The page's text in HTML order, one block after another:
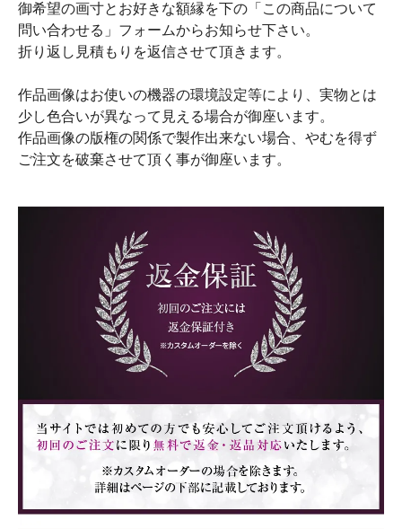
御希望の画寸とお好きな額縁を下の「この商品について
問い合わせる」フォームからお知らせ下さい。
折り返し見積もりを返信させて頂きます。
作品画像はお使いの機器の環境設定等により、実物とは
少し色合いが異なって見える場合が御座います。
作品画像の版権の関係で製作出来ない場合、やむを得ず
ご注文を破棄させて頂く事が御座います。